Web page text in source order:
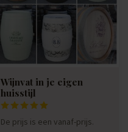
Wijnvat in je eigen
huisstijl
De prijs is een vanaf-prijs.